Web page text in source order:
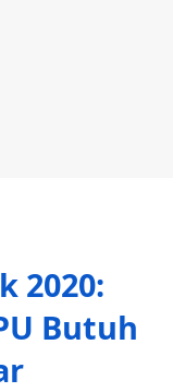
2020:
Butuh